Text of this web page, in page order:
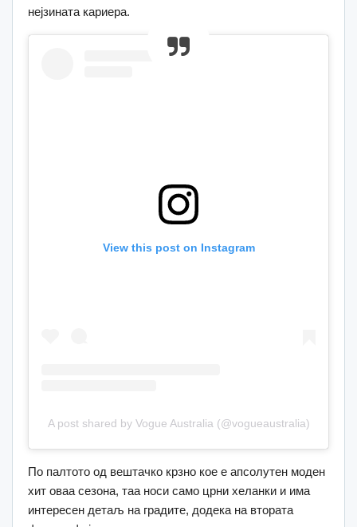
нејзината кариера.
View this post on Instagram
A post shared by Vogue Australia (@vogueaustralia)
По палтото од вештачко крзно кое е апсолутен моден
хит оваа сезона, таа носи само црни хеланки и има
интересен детаљ на градите, додека на втората